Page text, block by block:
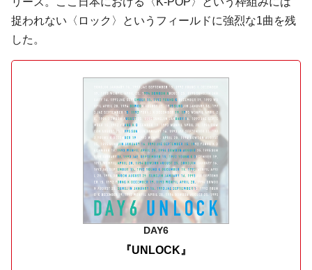
捉われない〈ロック〉というフィールドに強烈な1曲を残
した。
DAY6
『UNLOCK』